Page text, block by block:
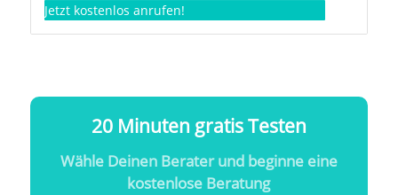
Jetzt kostenlos anrufen!
20 Minuten gratis Testen
Wähle Deinen Berater und beginne eine
kostenlose Beratung